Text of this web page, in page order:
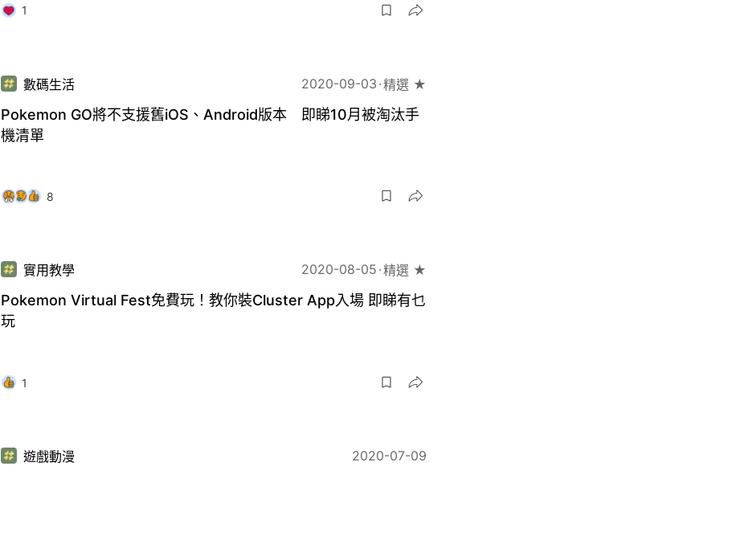
1
數碼生活 2020-09-03 精選 ★
Pokemon GO將不支援舊iOS、Android版本 即睇10月被淘汰手
機清單
8
實用教學 2020-08-05 精選 ★
Pokemon Virtual Fest免費玩！教你裝Cluster App入場 即睇有乜
玩
1
遊戲動漫 2020-07-09